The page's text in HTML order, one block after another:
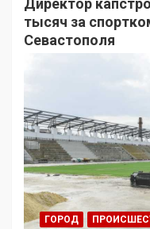
Директор
тысяч за
Севастополя
ГОРОД